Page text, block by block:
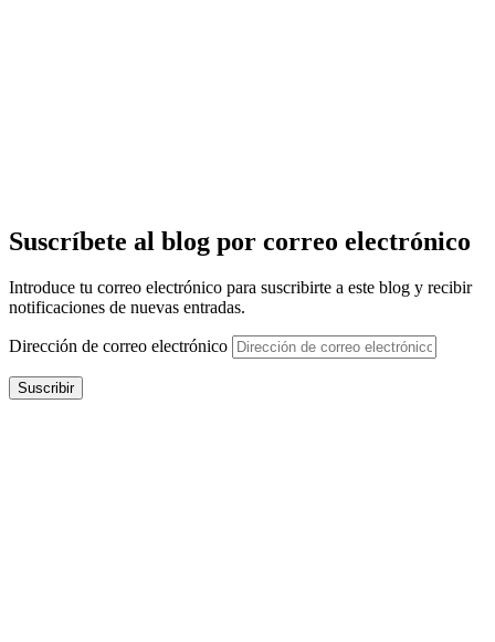
Suscríbete al blog por correo electrónico
Introduce tu correo electrónico para suscribirte a este blog y recibir
notificaciones de nuevas entradas.
Dirección de correo electrónico
Suscribir